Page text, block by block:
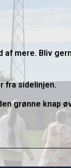
af mere. Bliv
fra sidelinjen.
grønne knap